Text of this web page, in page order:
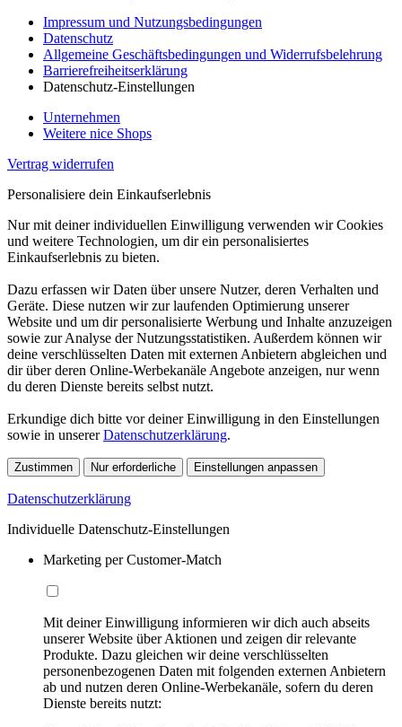
Impressum und Nutzungsbedingungen
Datenschutz
Allgemeine Geschäftsbedingungen und Widerrufsbelehrung
Barrierefreiheitserklärung
Datenschutz-Einstellungen
Unternehmen
Weitere nice Shops
Vertrag widerrufen
Personalisiere dein Einkaufserlebnis
Nur mit deiner individuellen Einwilligung verwenden wir Cookies
und weitere Technologien, um dir ein personalisiertes
Einkaufserlebnis zu bieten.
Dazu erfassen wir Daten über unsere Nutzer, deren Verhalten und
Geräte. Diese nutzen wir zur laufenden Optimierung unserer
Website und um dir personalisierte Werbung und Inhalte anzuzeigen
sowie zur Analyse der Nutzungsstatistiken. Außerdem können wir
deine verschlüsselten Daten mit externen Anbietern abgleichen und
dir über deren Online-Werbekanäle Angebote anzeigen, nur wenn
du deren Dienste bereits selbst nutzt.
Erkundige dich bitte vor deiner Einwilligung in den Einstellungen
sowie in unsererDatenschutzerklärung.
Zustimmen Nur erforderliche Einstellungen anpassen
Datenschutzerklärung
Individuelle Datenschutz-Einstellungen
Marketing per Customer-Match
Mit deiner Einwilligung informieren wir dich auch abseits
unserer Website über Aktionen und zeigen dir relevante
Produkte. Dazu gleichen wir deine verschlüsselten
personenbezogenen Daten mit folgenden externen Anbietern
ab und nutzen deren Online-Werbekanäle, sofern du deren
Dienste bereits nutzt: